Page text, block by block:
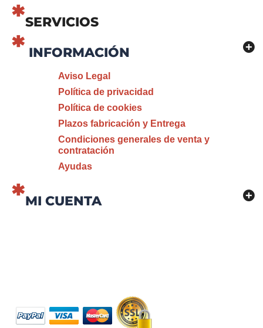
SERVICIOS
INFORMACIÓN
Aviso Legal
Política de privacidad
Política de cookies
Plazos fabricación y Entrega
Condiciones generales de venta y
contratación
Ayudas
MI CUENTA